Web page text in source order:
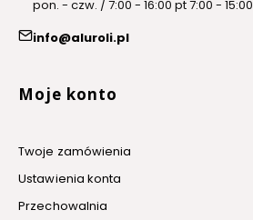
pon. - czw. / 7:00 - 16:00 pt 7:00 - 15:00
info@aluroli.pl
Linki w stopce
Moje konto
Twoje zamówienia
Ustawienia konta
Przechowalnia